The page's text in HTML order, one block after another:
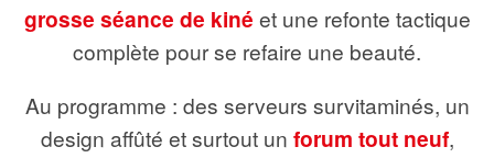
grosse séance de kiné et une refonte tactique
complète pour se refaire une beauté.
Au programme : des serveurs survitaminés, un
design affûté et surtout un forum tout neuf,